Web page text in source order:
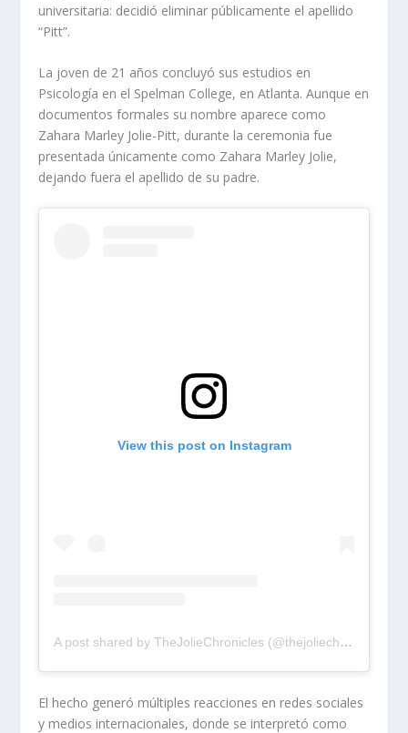
universitaria: decidió eliminar públicamente el apellido
“Pitt”.
La joven de 21 años concluyó sus estudios en
Psicología en el Spelman College, en Atlanta. Aunque en
documentos formales su nombre aparece como
Zahara Marley Jolie-Pitt, durante la ceremonia fue
presentada únicamente como Zahara Marley Jolie,
dejando fuera el apellido de su padre.
View this post on Instagram
A post shared by TheJolieChronicles (@thejoliechronicles_)
El hecho generó múltiples reacciones en redes sociales
y medios internacionales, donde se interpretó como